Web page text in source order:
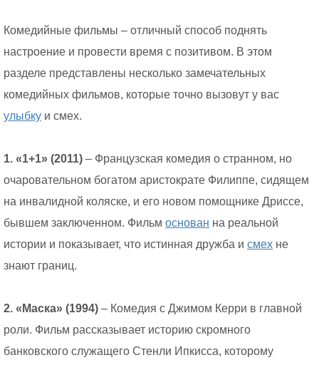
Комедийные фильмы – отличный способ поднять
настроение и провести время с позитивом. В этом
разделе представлены несколько замечательных
комедийных фильмов, которые точно вызовут у вас
улыбку и смех.
1. «1+1» (2011) – Французская комедия о странном, но
очаровательном богатом аристократе Филиппе, сидящем
на инвалидной коляске, и его новом помощнике Дриссе,
бывшем заключенном. Фильм основан на реальной
истории и показывает, что истинная дружба и смех не
знают границ.
2. «Маска» (1994) – Комедия с Джимом Керри в главной
роли. Фильм рассказывает историю скромного
банковского служащего Стенли Ипкисса, которому